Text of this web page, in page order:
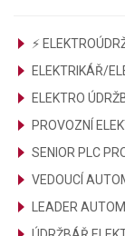
⚡
ELEKTRIKÁŘ/
ELEKTRO
PROVOZNÍ
SENIOR PLC
VEDOUCÍ
LEADER